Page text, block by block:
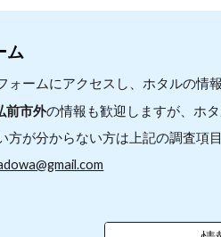
ム
ォームにアクセスし、ホタルの情
前市外の情報も歓迎しますが、ホ
が分からない方は上記の調査項